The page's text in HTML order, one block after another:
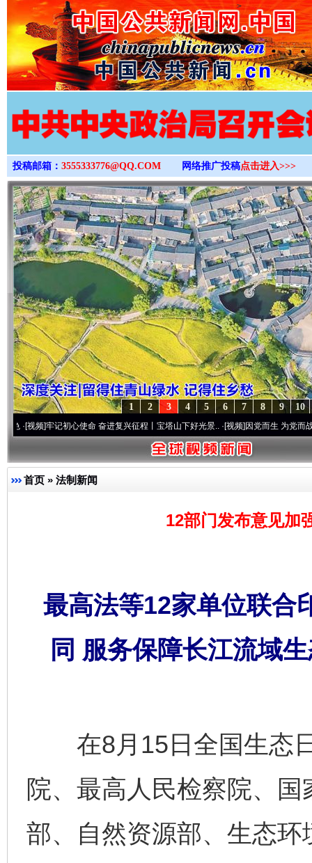
>
投稿邮箱： 3555333776@QQ.COM 网络推广投稿点击进入>>>
10
9
8
7
6
5
4
3
2
1
牢记初心使命 奋进复兴征程丨宝塔山下好光景..·[视频]因党而生 为党而战——百年“
首页 » 法制新闻
12部门发布意见加
最高法等12家单位联合
同 服务保障长江流域
在8月15日全国生态日
院、最高人民检察院、
部、自然资源部、生态